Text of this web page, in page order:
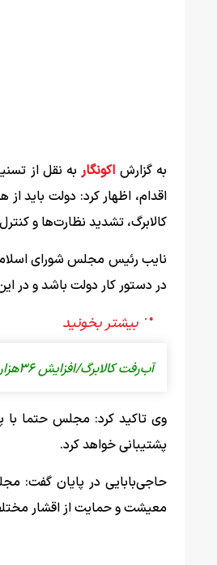
به گزارش اکونگار به نقل از
اقدام، اظهار کرد: دولت باید
کالابرگ، تشدید نظارت‌ها و کنترل
نایب رئیس مجلس شورای
در دستور کار دولت باشد و
آب‌رفت کالابرگ/افزایش ۳۶هزار تومانی نرخ تامین ارز کالاهای اساسی
وی تاکید کرد: مجلس حتما با
پشتیبانی خواهد کرد.
حاجی‌بابایی در پایان گفت:
معیشت و حمایت از اقشار